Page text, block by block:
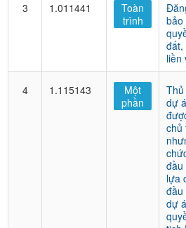
3 1.011441
Toàn
trình
bảo
đất,
liền
4 1.115143
Một
phần
dự
chủ
đầu
lựa
đầu
dự